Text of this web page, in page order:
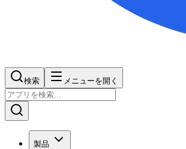
検索 メニューを開く
製品